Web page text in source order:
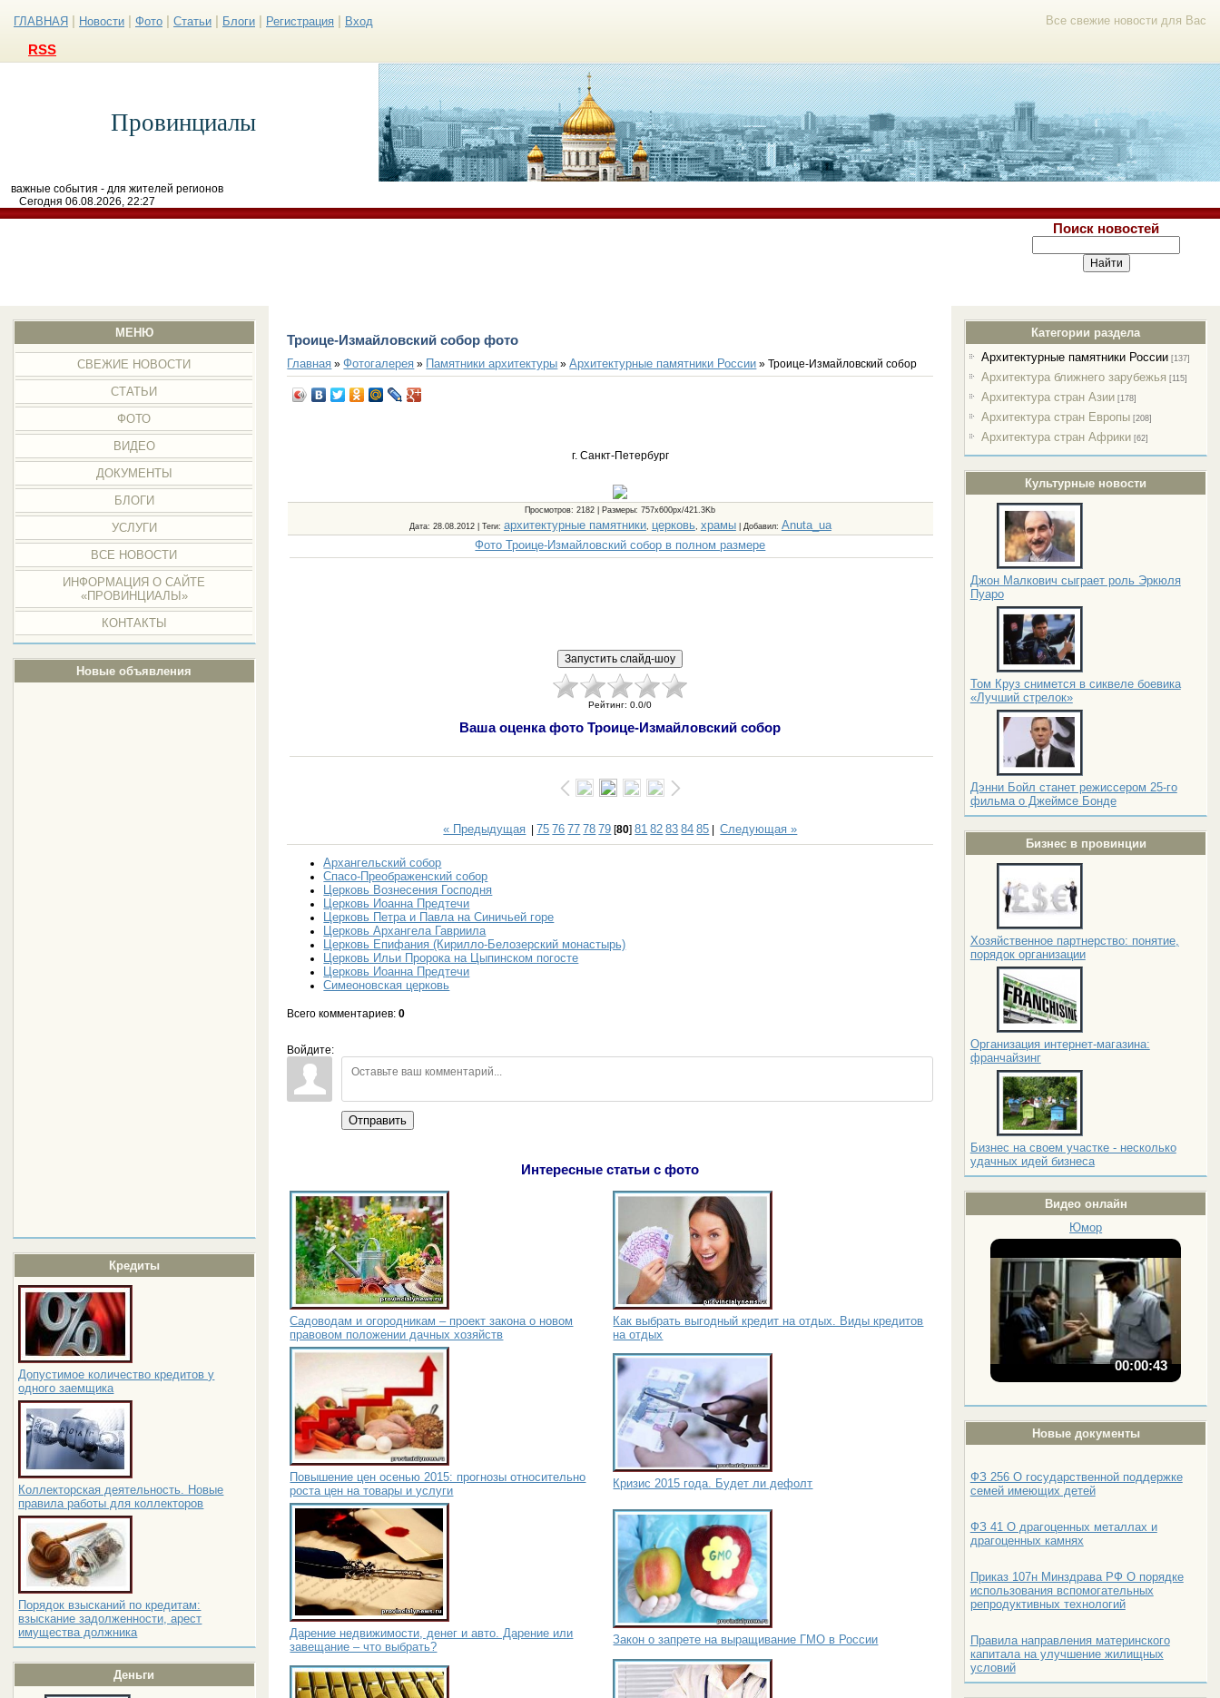
Все свежие новости для Вас
ГЛАВНАЯ Новости Фото Статьи Блоги Регистрация Вход
RSS
Провинциалы
важные события - для жителей регионов
Сегодня 06.08.2026, 22:27
Поиск новостей
МЕНЮ
СВЕЖИЕ НОВОСТИ
СТАТЬИ
ФОТО
ВИДЕО
ДОКУМЕНТЫ
БЛОГИ
УСЛУГИ
ВСЕ НОВОСТИ
ИНФОРМАЦИЯ О САЙТЕ
«ПРОВИНЦИАЛЫ»
КОНТАКТЫ
Новые объявления
Кредиты
Допустимое количество кредитов у
одного заемщика
Коллекторская деятельность. Новые
правила работы для коллекторов
Порядок взысканий по кредитам:
взыскание задолженности, арест
имущества должника
Деньги
Категории раздела
Архитектурные памятники России [137]
Архитектура ближнего зарубежья [115]
Архитектура стран Азии [178]
Архитектура стран Европы [208]
Архитектура стран Африки [62]
Культурные новости
Джон Малкович сыграет роль Эркюля
Пуаро
Том Круз снимется в сиквеле боевика
«Лучший стрелок»
Дэнни Бойл станет режиссером 25-го
фильма о Джеймсе Бонде
Бизнес в провинции
Хозяйственное партнерство: понятие,
порядок организации
Организация интернет-магазина:
франчайзинг
Бизнес на своем участке - несколько
удачных идей бизнеса
Видео онлайн
Юмор
00:00:43
Новые документы
ФЗ 256 О государственной поддержке
семей имеющих детей
ФЗ 41 О драгоценных металлах и
драгоценных камнях
Приказ 107н Минздрава РФ О порядке
использования вспомогательных
репродуктивных технологий
Правила направления материнского
капитала на улучшение жилищных
условий
Троице-Измайловский собор фото
Главная »Фотогалерея » Памятники архитектуры »Архитектурные памятники России » Троице-Измайловский собор
г. Санкт-Петербург
Просмотров: 2182 | Размеры: 757x600px/421.3Kb
Дата: 28.08.2012 | Теги: архитектурные памятники церковь, храмы Добавил: Anuta_ua
Фото Троице-Измайловский собор в полном размере
Рейтинг: 0.0/0
Ваша оценка фото Троице-Измайловский собор
« Предыдущая |75 76 77 78 79 [80]81 82 83 84 85 |Следующая »
Архангельский собор
Спасо-Преображенский собор
Церковь Вознесения Господня
Церковь Иоанна Предтечи
Церковь Петра и Павла на Синичьей горе
Церковь Архангела Гавриила
Церковь Епифания (Кирилло-Белозерский монастырь)
Церковь Ильи Пророка на Цыпинском погосте
Церковь Иоанна Предтечи
Симеоновская церковь
Всего комментариев:0
Войдите:
Отправить
Интересные статьи с фото
Садоводам и огородникам – проект закона о новом
правовом положении дачных хозяйств
Как выбрать выгодный кредит на отдых. Виды кредитов
на отдых
Повышение цен осенью 2015: прогнозы относительно
роста цен на товары и услуги
Кризис 2015 года. Будет ли дефолт
Дарение недвижимости, денег и авто. Дарение или
завещание – что выбрать?
Закон о запрете на выращивание ГМО в России